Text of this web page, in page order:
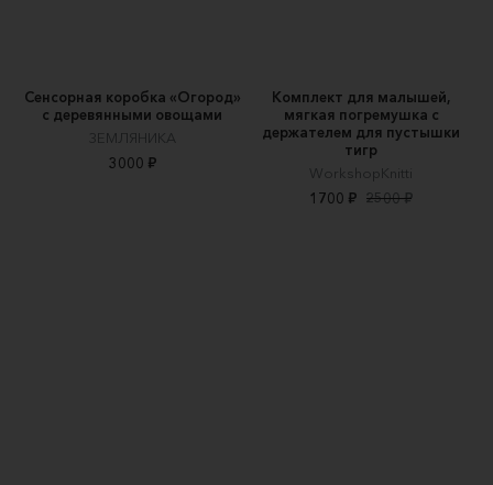
Сенсорная коробка «Огород»
с деревянными овощами
ЗЕМЛЯНИКА
3000 ₽
Комплект для малышей,
мягкая погремушка с
держателем для пустышки
тигр
WorkshopKnitti
1700 ₽ 2500 ₽